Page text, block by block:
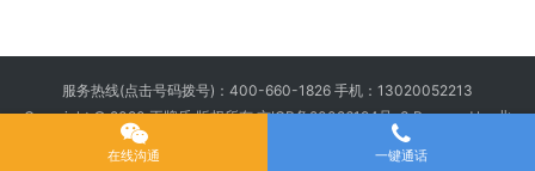
服务热线(点击号码拨号)： 400-660-1826 手机： 13020052213
Copyright © 2020 王牌盾 版权所有京ICP备20026194号-3Powered by 北
在线沟通 一键通话